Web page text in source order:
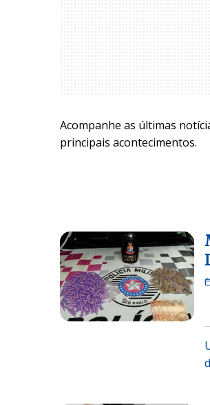
Acompanhe as últimas
principais acontecimentos.